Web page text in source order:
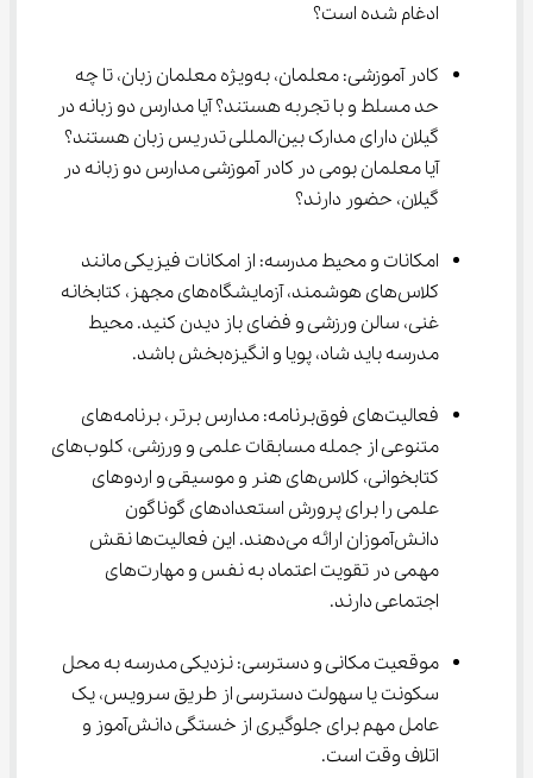
ادغام شده است؟
کادر آموزشی: معلمان، به‌ویژه معلمان زبان، تا چه
حد مسلط و با تجربه هستند؟ آیا مدارس دو زبانه در
گیلان دارای مدارک بین‌المللی تدریس زبان هستند؟
آیا معلمان بومی در کادر آموزشی مدارس دو زبانه در
گیلان، حضور دارند؟
امکانات و محیط مدرسه: از امکانات فیزیکی مانند
کلاس‌های هوشمند، آزمایشگاه‌های مجهز، کتابخانه
غنی، سالن ورزشی و فضای باز دیدن کنید. محیط
مدرسه باید شاد، پویا و انگیزه‌بخش باشد.
فعالیت‌های فوق‌برنامه: مدارس برتر، برنامه‌های
متنوعی از جمله مسابقات علمی و ورزشی، کلوب‌های
کتابخوانی، کلاس‌های هنر و موسیقی و اردوهای
علمی را برای پرورش استعدادهای گوناگون
دانش‌آموزان ارائه می‌دهند. این فعالیت‌ها نقش
مهمی در تقویت اعتماد به نفس و مهارت‌های
اجتماعی دارند.
موقعیت مکانی و دسترسی: نزدیکی مدرسه به محل
سکونت یا سهولت دسترسی از طریق سرویس، یک
عامل مهم برای جلوگیری از خستگی دانش‌آموز و
اتلاف وقت است.